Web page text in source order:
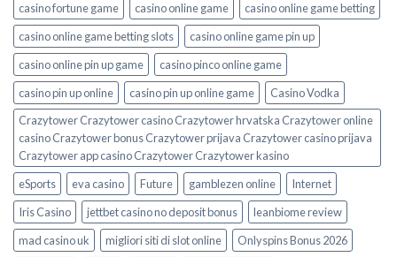
casino fortune game
casino online game
casino online game betting
casino online game betting slots
casino online game pin up
casino online pin up game
casino pinco online game
casino pin up online
casino pin up online game
Casino Vodka
Crazytower Crazytower casino Crazytower hrvatska Crazytower online
casino Crazytower bonus Crazytower prijava Crazytower casino prijava
Crazytower app casino Crazytower Crazytower kasino
eSports
eva casino Future gamblezen online
Internet
Iris Casino
jettbet casino no deposit bonus
leanbiome review
mad casino uk
migliori siti di slot online
Onlyspins Bonus 2026